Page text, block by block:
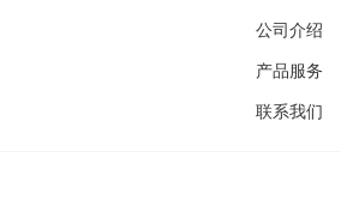
公司介绍
产品服务
联系我们